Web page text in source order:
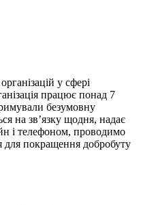
у сфері
працює понад 7
безумовну
на зв’язку щодня, надає
і телефоном, проводимо
для покращення добробуту